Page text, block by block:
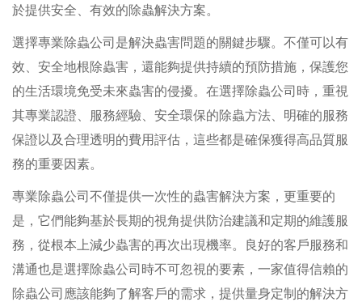
於提供安全、有效的除蟲解決方案。
選擇專業除蟲公司是解決蟲害問題的關鍵步驟。不僅可以有
效、安全地根除蟲害，還能夠提供持續的預防措施，保護您
的生活環境免受未來蟲害的侵擾。在選擇除蟲公司時，重視
其專業認證、服務經驗、安全環保的除蟲方法、明確的服務
保證以及合理透明的費用評估，這些都是確保獲得高品質服
務的重要因素。
專業除蟲公司不僅提供一次性的蟲害解決方案，更重要的
是，它們能夠基於長期的視角提供防治建議和定期的維護服
務，從根本上減少蟲害的再次出現機率。良好的客戶服務和
溝通也是選擇除蟲公司時不可忽視的要素，一家值得信賴的
除蟲公司應該能夠了解客戶的需求，提供量身定制的解決方